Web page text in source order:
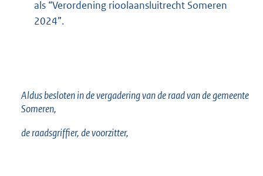
als “Verordening rioolaansluitrecht Someren
2024”.
Aldus besloten in de vergadering van de raad van de gemeente
Someren,
de raadsgriffier, de voorzitter,